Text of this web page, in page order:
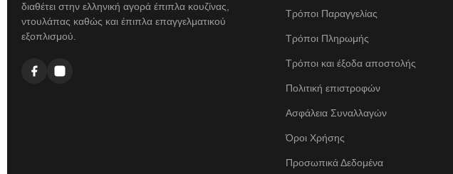
διαθέτει στην ελληνική αγορά έπιπλα κουζίνας,
ντουλάπας καθώς και έπιπλα επαγγελματικού
εξοπλισμού.
Τρόποι Παραγγελίας
Τρόποι Πληρωμής
Τρόποι και έξοδα αποστολής
Πολιτική επιστροφών
Ασφάλεια Συναλλαγών
Όροι Χρήσης
Προσωπικά Δεδομένα